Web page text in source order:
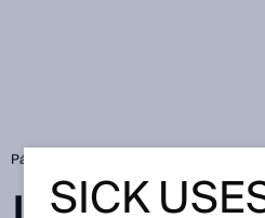
Página de inicio
SICK